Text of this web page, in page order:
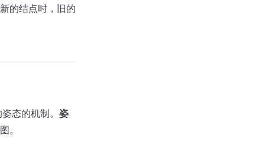
的结点时，旧的
态的机制。 姿
。